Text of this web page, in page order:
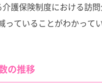
護保険制度における訪
ていることがわかってい
の推移